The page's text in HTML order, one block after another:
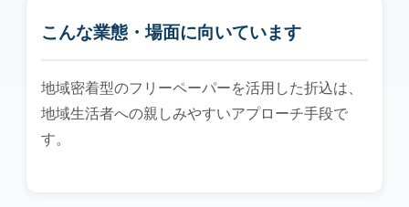
こんな業態・場面に向いています
地域密着型のフリーペーパーを活用した折込は、
地域生活者への親しみやすいアプローチ手段で
す。